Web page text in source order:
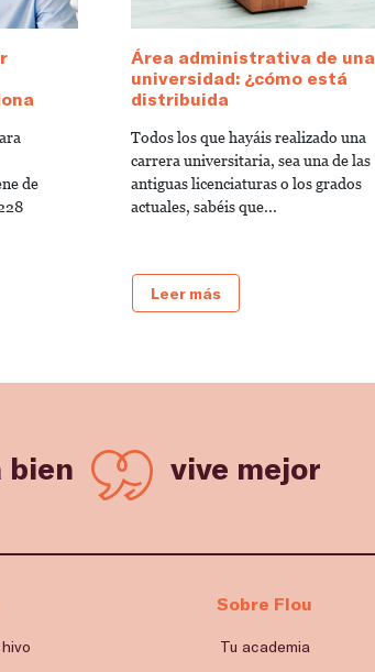
de
Área administrativa de una
universidad: ¿cómo está
distribuida
Todos los que hayáis realizado una
carrera universitaria, sea una de las
antiguas licenciaturas o los grados
actuales, sabéis que...
Leer más
bien vive mejor
Sobre Flou
Tu academia